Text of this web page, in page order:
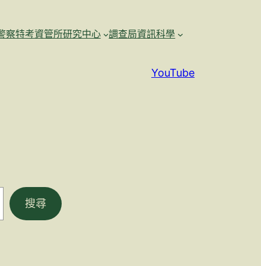
察特考資管所研究中心
調查局資訊科學
YouTube
搜尋